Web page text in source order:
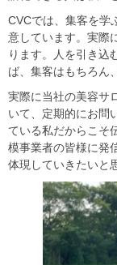
CVCでは、集客を学
意しています。実際
ります。人を引き込
ば、集客はもちろん
実際に当社の美容サ
いて、定期的にお問
ている私だからこそ
模事業者の皆様に発
体現していきたいと